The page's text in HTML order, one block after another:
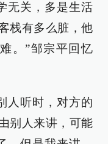
无关，多是生活
栈有多么脏，他
。”邹宗平回忆
人听时，对方的
别人来讲，可能